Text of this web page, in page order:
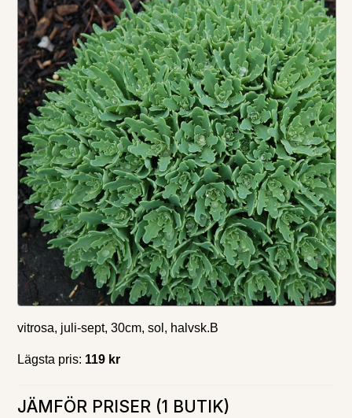
vitrosa, juli-sept, 30cm, sol, halvsk.B
Lägsta pris: 119 kr
JÄMFÖR PRISER (1 BUTIK)